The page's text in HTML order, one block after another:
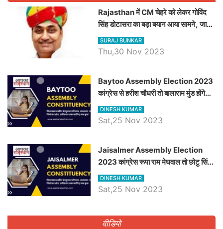
Rajasthan में CM चेहरे को लेकर गोविंद
सिंह डोटासरा का बड़ा बयान आया सामने, जानें
विचार
SURAJ BUNKAR
Thu,30 Nov 2023
Baytoo Assembly Election 2023
कांग्रेस से हरीश चौधरी तो बालाराम मुंड होंगे
भाजपा उम्मीदवार, जानिये बायतू विधानसभा
सीट के ताजा समीकरण
DINESH KUMAR
Sat,25 Nov 2023
​​​​​​​Jaisalmer Assembly Election
2023 कांग्रेस रूपा राम मेघवाल तो छोटु सिंह
भाटी होंगे भाजपा उम्मीदवार, जानिये जैसलमेर
विधानसभा सीट के ताजा समीकरण
DINESH KUMAR
Sat,25 Nov 2023
वीडियो